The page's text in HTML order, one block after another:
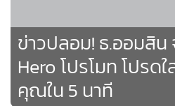
ข่าวปลอม! ธ.ออมสิ
Hero โปรโมท โปร
คุณใน 5 นาที